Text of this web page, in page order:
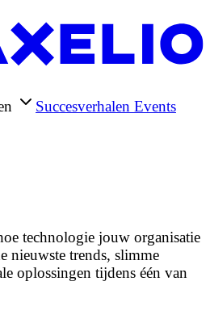
Succesverhalen Events
technologie jouw organisatie
nieuwste trends, slimme
oplossingen tijdens één van